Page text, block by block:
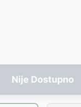
Nije Dostupno